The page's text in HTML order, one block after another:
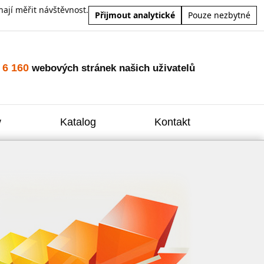
měřit návštěvnost.
Přijmout analytické Pouze nezbytné
6 160 webových stránek našich uživatelů
Katalog Kontakt